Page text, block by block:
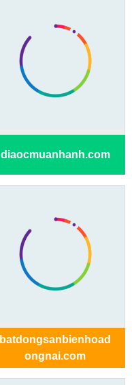
diaocmuanhanh.com
batdongsanbienhoad
ongnai.com